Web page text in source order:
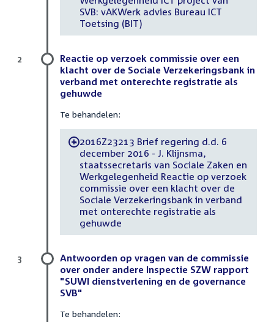
SVB: vAKWerk advies Bureau ICT
Toetsing (BIT)
Reactie op verzoek commissie over een
klacht over de Sociale Verzekeringsbank in
verband met onterechte registratie als
gehuwde
Te behandelen:
-2016Z23213 Brief regering d.d. 6
december 2016 - J. Klijnsma,
staatssecretaris van Sociale Zaken en
Werkgelegenheid Reactie op verzoek
commissie over een klacht over de
Sociale Verzekeringsbank in verband
met onterechte registratie als
gehuwde
2
Antwoorden op vragen van de commissie
over onder andere Inspectie SZW rapport
"SUWI dienstverlening en de governance
SVB"
Te behandelen:
3